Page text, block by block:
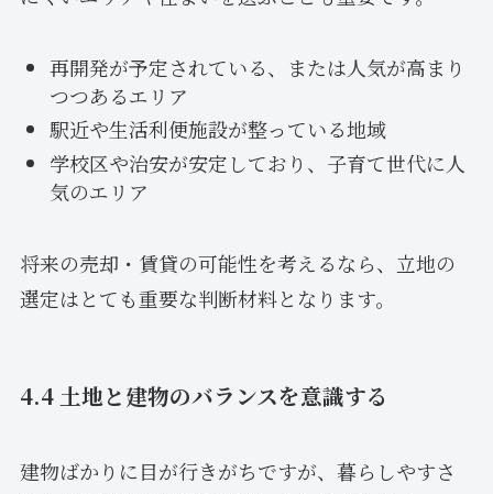
再開発が予定されている、または人気が高まり
つつあるエリア
駅近や生活利便施設が整っている地域
学校区や治安が安定しており、子育て世代に人
気のエリア
将来の売却・賃貸の可能性を考えるなら、立地の
選定はとても重要な判断材料となります。
4.4 土地と建物のバランスを意識する
建物ばかりに目が行きがちですが、暮らしやすさ